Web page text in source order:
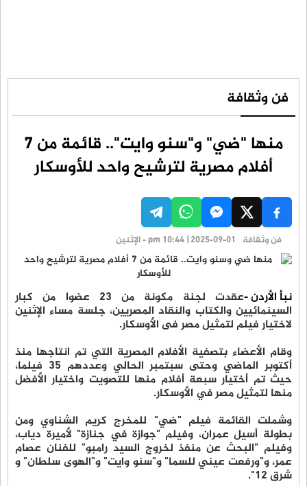
فن وثقافة
منها "ضي" و"سنو وايت".. قائمة من 7
أفلام مصرية لترشيح واحد للأوسكار
فن وثقافة pm 10:44 | 2025-09-01 - الإثنين
نبأ الأردن - عقدت لجنة مكونة من 23 عضوا من كبار
السينمائيين والكتاب والنقاد المصريين، جلسة مساء الإثنين
لاختيار فيلم لتمثيل مصر فى الأوسكار.
وقام الأعضاء بتصفية الأفلام المصرية التي تم انتاجها منذ
أكتوبر الماضي وحتى سبتمبر الحالي وعددهم 35 فيلما،
حيث تم أختيار سبعة أفلام منها للتصويت واختيار الأفضل
منها لتمثيل مصر في الأوسكار.
وشملت القائمة فيلم "ضي" للمخرج كريم الشناوي ومن
بطولة أسيل عمران، وفيلم "جوازة في جنازة" لأميرة دياب،
وفيلم "البحث عن منفذ لخروج السيد رامبو" للفنان عصام
عمر، و"ورفعت عيني للسما" و"سنو وايت" و"الهوى سلطان" و
شرق 12".